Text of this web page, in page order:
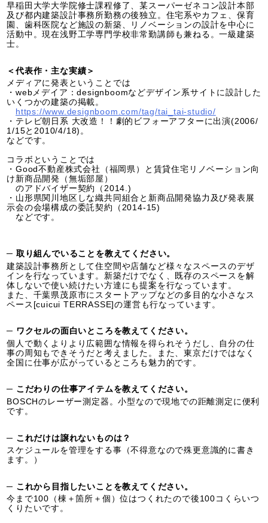
早稲田大学大学院修士課程修了、某スーパーゼネコン設計本部
及び都内建築設計事務所勤務の後独立。住宅系やカフェ、保育
園、歯科医院など施設の新築、リノベーションの設計を中心に
活動中。現在浅野工学専門学校非常勤講師も兼ねる。一級建築
士。
＜代表作・主な実績＞
メディアに発表ということでは
・webメデイア：designboomなどデザイン系サイトに設計した
いくつかの建築の掲載。
https://www.designboom.com/tag/tai_tai-studio/
・テレビ朝日系 大改造！！劇的ビフォーアフターに出演(2006/
1/15と2010/4/18)。
などです。
コラボということでは
・Good不動産株式会社（福岡県）と賃貸住宅リノベーション向
け新商品開発（無垢部屋）
のアドバイザー契約（2014.)
・山形県関川地区しな織共同組合と新商品開発協力及び発表展
示会の会場構成の委託契約（2014-15)
などです。
─ 取り組んでいることを教えてください。
建築設計事務所として住空間や店舗など様々なスペースのデザ
インを行なっています。新築だけでなく、既存のスペースを解
体しないで使い続けたい方達にも提案を行なっています。
また、千葉県茂原市にスタートアップなどの多目的な小さなス
ペース[cuicui TERRASSE]の運営も行なっています。
─ ワクセルの面白いところを教えてください。
個人で動くよりより広範囲な情報を得られそうだし、自分の仕
事の周知もできそうだと考えました。また、東京だけではなく
全国に仕事が広がっているところも魅力的です。
─ こだわりの仕事アイテムを教えてください。
BOSCHのレーザー測定器。小型なので現地での距離測定に便利
です。
─ これだけは譲れないものは？
スケジュールを管理をする事（不得意なので殊更意識的に書き
ます。）
─ これから目指したいことを教えてください。
今まで100（棟＋箇所＋個）位はつくれたので後100コくらいつ
くりたいです。